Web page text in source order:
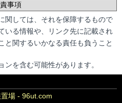
事項
関しては、それを保障するもので
いる情報や、リンク先に記載され
と関するいかなる責任も負うこと
を含む可能性があります。
場 - 96ut.com